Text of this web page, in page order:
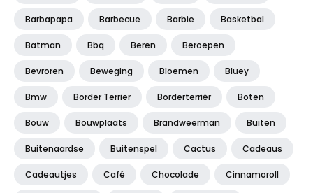
Barbapapa Barbecue Barbie Basketbal
Batman Bbq Beren Beroepen
Bevroren Beweging Bloemen Bluey
Bmw Border Terrier Borderterriër Boten
Bouw Bouwplaats Brandweerman Buiten
Buitenaardse Buitenspel Cactus Cadeaus
Cadeautjes Café Chocolade Cinnamoroll